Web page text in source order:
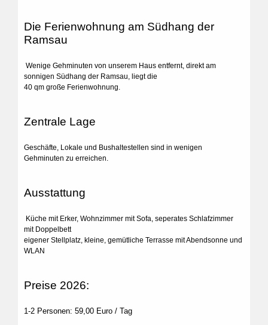
Die Ferienwohnung am Südhang der
Ramsau
Wenige Gehminuten von unserem Haus entfernt, direkt am
sonnigen Südhang der Ramsau, liegt die
40 qm große Ferienwohnung.
Zentrale Lage
Geschäfte, Lokale und Bushaltestellen sind in wenigen
Gehminuten zu erreichen.
Ausstattung
Küche mit Erker, Wohnzimmer mit Sofa, seperates Schlafzimmer
mit Doppelbett
eigener Stellplatz, kleine, gemütliche Terrasse mit Abendsonne und
WLAN
Preise 2026:
1-2 Personen: 59,00 Euro / Tag